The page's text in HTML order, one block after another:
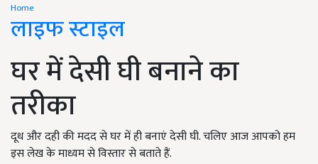
Home
लाइफ स्टाइल
घर में देसी घी बनाने का
तरीका
दूध और दही की मदद से घर में ही बनाएं देसी घी. चलिए आज आपको हम
इस लेख के माध्यम से विस्तार से बताते हैं.